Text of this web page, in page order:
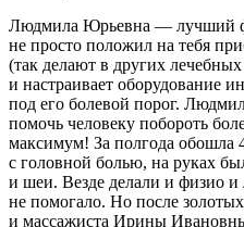
Людмила Юрьевна — лучший
не просто положил на тебя
(так делают в других
и настраивает оборудование
под его болевой порог.
помочь человеку побороть
максимум! За полгода обошла
с головной болью, на руках
и шеи. Везде делали и физио и
не помогало. Но после
и массажиста Ирины